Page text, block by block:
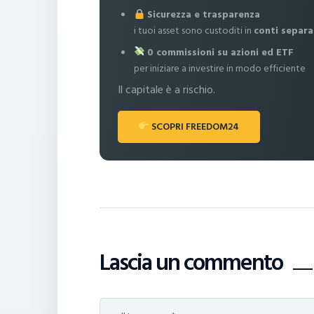
Sicurezza e trasparenza
i tuoi asset sono custoditi in conti
0 commissioni su azioni ed ETF
per iniziare a investire in modo efficiente
Il capitale è a rischio.
SCOPRI FREEDOM24
Lascia un commento